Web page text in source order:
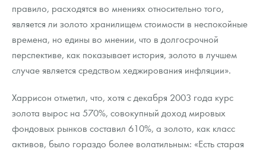
правило, расходятся во мнениях относительно того,
является ли золото хранилищем стоимости в неспокойные
времена, но едины во мнении, что в долгосрочной
перспективе, как показывает история, золото в лучшем
случае является средством хеджирования инфляции».
Харрисон отметил, что, хотя с декабря 2003 года курс
золота вырос на 570%, совокупный доход мировых
фондовых рынков составил 610%, а золото, как класс
активов, было гораздо более волатильным: «Есть старая